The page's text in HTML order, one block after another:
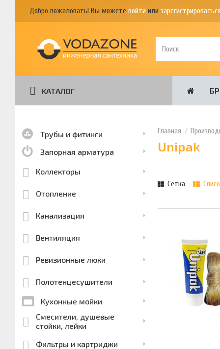
Добро пожаловать! Вы можете войти или
КАТАЛОГ
Unipak
Сетка
Трубы и фитинги
Запорная арматура
Коллекторы
Отопление
Канализация
Вентиляция
Ревизионные люки
Полотенцесушители
Кухонные мойки
Смесители, душевые
стойки, лейки
Фильтры и картриджи